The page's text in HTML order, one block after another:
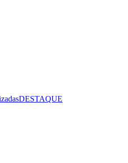
DESTAQUE